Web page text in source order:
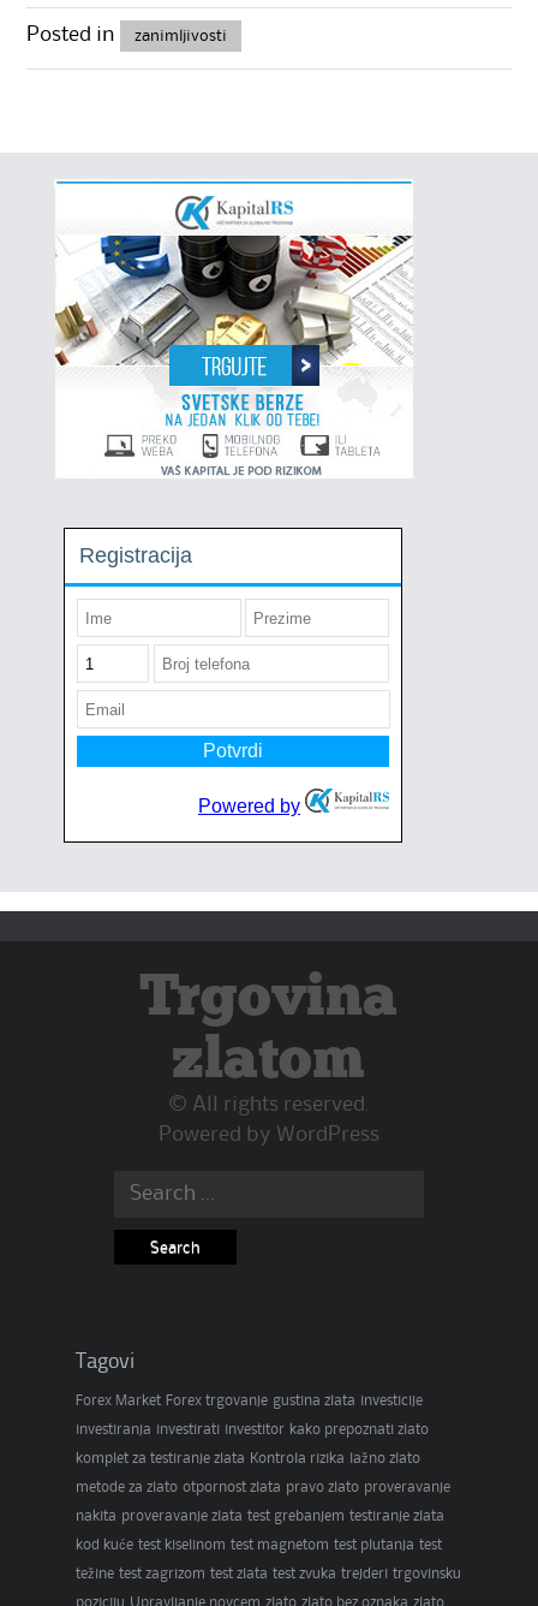
Posted in zanimljivosti
Trgovina
zlatom
© All rights reserved.
Powered by WordPress
Search
Tagovi
Forex Market Forex trgovanje gustina zlata investicije
investiranja investirati investitor kako prepoznati zlato
komplet za testiranje zlata Kontrola rizika lažno zlato
metode za zlato otpornost zlata pravo zlato proveravanje
nakita proveravanje zlata test grebanjem testiranje zlata
kod kuće test kiselinom test magnetom test plutanja test
težine test zagrizom test zlata test zvuka trejderi trgovinsku
poziciju Upravljanje novcem zlato zlato bez oznaka zlato